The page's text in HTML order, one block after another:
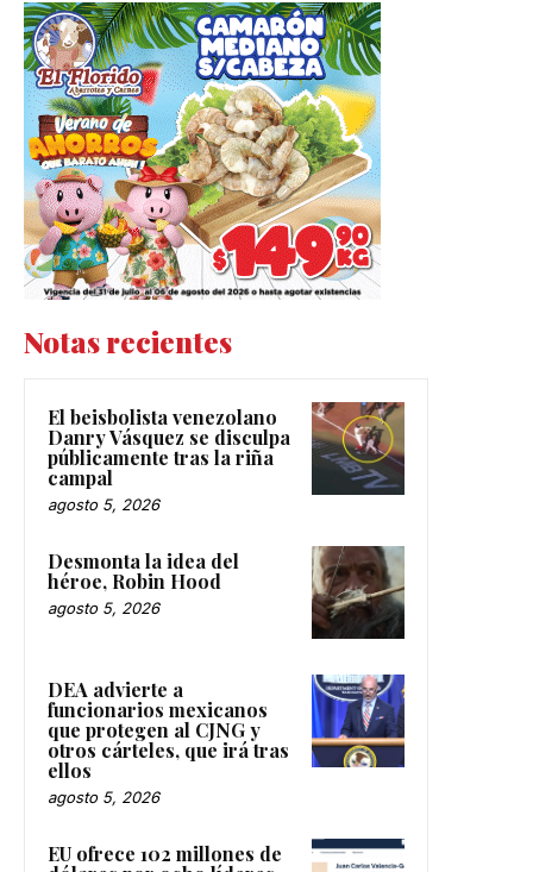
Notas recientes
El beisbolista venezolano
Danry Vásquez se disculpa
públicamente tras la riña
campal
agosto 5, 2026
Desmonta la idea del
héroe, Robin Hood
agosto 5, 2026
DEA advierte a
funcionarios mexicanos
que protegen al CJNG y
otros cárteles, que irá tras
ellos
agosto 5, 2026
EU ofrece 102 millones de